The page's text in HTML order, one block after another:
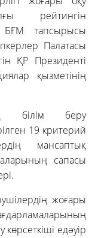
рейтингін
БҒМ тапсырысы
Палатасы
ҚР Президенті
қызметінің
білім беру
19 критерий
мансаптық
сапасы
жоғары
көрсеткіші едәуір